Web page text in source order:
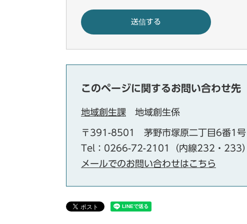
このページに関するお問い合わせ先
地域創生課 地域創生係
〒391-8501
茅野市塚原二丁目6番1号
Tel：0266-72-2101（内線232・233）
メールでのお問い合わせはこちら